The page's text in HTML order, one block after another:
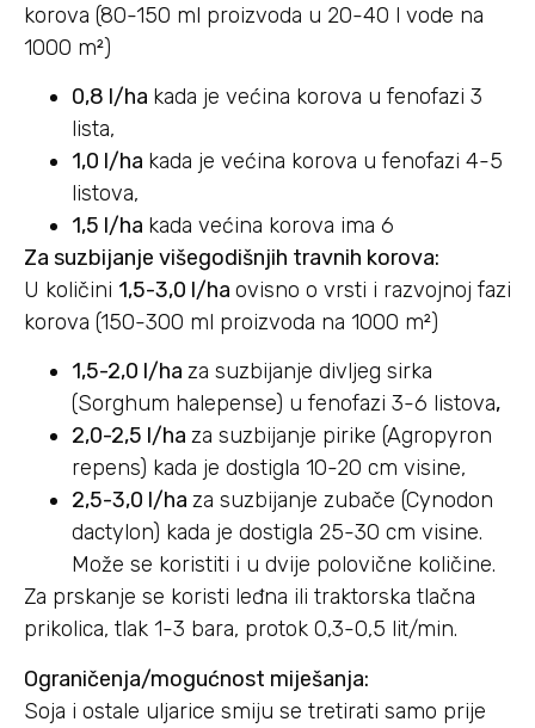
korova (80-150 ml proizvoda u 20-40 l vode na
1000 m²)
0,8 l/ha kada je većina korova u fenofazi 3
lista,
1,0 l/ha kada je većina korova u fenofazi 4-5
listova,
1,5 l/ha kada većina korova ima 6
Za suzbijanje višegodišnjih travnih korova:
U količini 1,5-3,0 l/ha ovisno o vrsti i razvojnoj fazi
korova (150-300 ml proizvoda na 1000 m²)
1,5-2,0 l/ha za suzbijanje divljeg sirka
(Sorghum halepense) u fenofazi 3-6 listova,
2,0-2,5 l/ha za suzbijanje pirike (Agropyron
repens) kada je dostigla 10-20 cm visine,
2,5-3,0 l/ha za suzbijanje zubače (Cynodon
dactylon) kada je dostigla 25-30 cm visine.
Može se koristiti i u dvije polovične količine.
Za prskanje se koristi leđna ili traktorska tlačna
prikolica, tlak 1-3 bara, protok 0,3-0,5 lit/min.
Ograničenja/mogućnost miješanja:
Soja i ostale uljarice smiju se tretirati samo prije